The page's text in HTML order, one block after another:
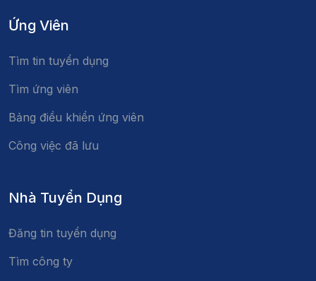
Ứng Viên
Tìm tin tuyển dụng
Tìm ứng viên
Bảng điều khiển ứng viên
Công việc đã lưu
Nhà Tuyển Dụng
Đăng tin tuyển dụng
Tìm công ty